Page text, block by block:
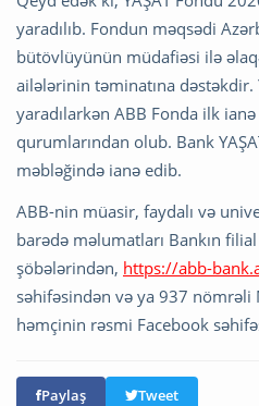
yaradılıb. Fondun məqsədi
bütövlüyünün müdafiəsi ilə
ailələrinin təminatına dəstəkdir.
yaradılarkən ABB Fonda ilk
qurumlarından olub. Bank
məbləğində ianə edib.
ABB-nin müasir, faydalı və
barədə məlumatları Bankın
şöbələrindən, https://abb-
səhifəsindən və ya 937
həmçinin rəsmi Facebook
Paylaş Tweet